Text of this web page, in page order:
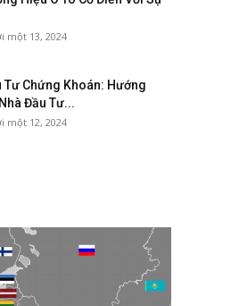
một 13, 2024
Tư Chứng Khoán: Hướng
Đầu Tư...
một 12, 2024